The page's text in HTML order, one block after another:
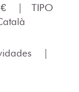
|
TIPO
|